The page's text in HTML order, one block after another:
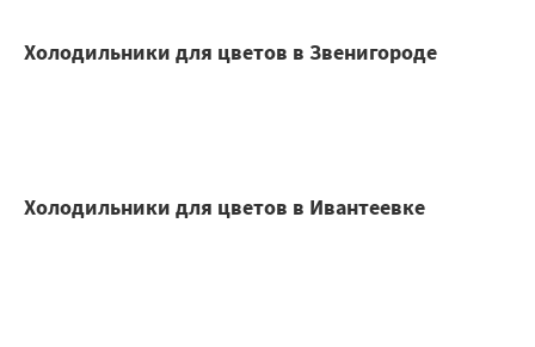
Холодильники для цветов в Звенигороде
Холодильники для цветов в Ивантеевке